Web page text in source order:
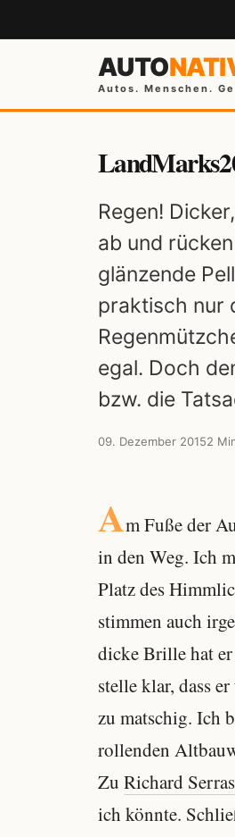
AUTO
Autos. Menschen.
Regen!
ab und
glänzende
praktisch nur
egal. Doch
bzw. die
09. Dezember 20152
Am Fuße der
in den Weg. Ich
Platz des
stimmen auch
dicke Brille hat
stelle klar, dass
zu matschig. Ich
rollenden
Zu Richard Serras
ich könnte.